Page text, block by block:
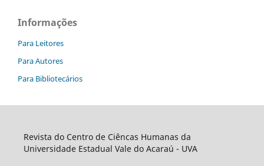
Informações
Para Leitores
Para Autores
Para Bibliotecários
Revista do Centro de Ciêncas Humanas da
Universidade Estadual Vale do Acaraú - UVA